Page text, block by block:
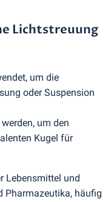
Lichtstreuung
um die
oder Suspension
um den
Kugel für
Lebensmittel und
Pharmazeutika, häufig